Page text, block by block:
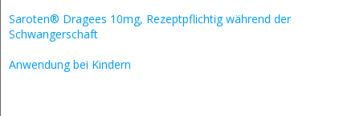
Saroten® Dragees 10mg, Rezeptpflichtig während der
Schwangerschaft
Anwendung bei Kindern